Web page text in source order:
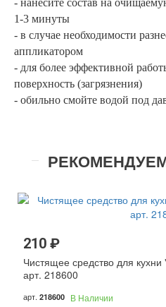
- нанесите состав на
1-3 минуты
- в случае необходимости
аппликатором
- для более эффективной
поверхность (загрязнения)
- обильно смойте водой под
210 ₽
Чистящее средство для
арт. 218600
арт. 218600 В Наличии